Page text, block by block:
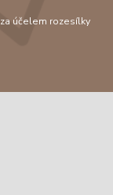
za účelem rozesílky